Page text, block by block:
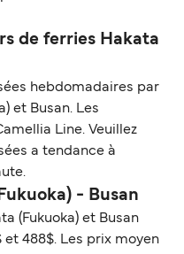
de ferries Hakata
hebdomadaires par
et Busan. Les
Line. Veuillez
a tendance à
- Busan
(Fukuoka) et Busan
488$. Les prix moyen